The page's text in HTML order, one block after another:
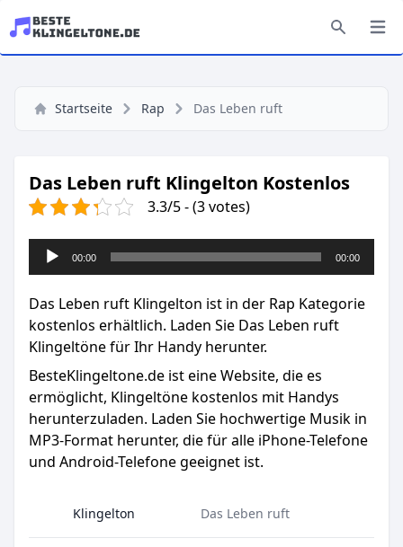
Startseite Rap Das Leben ruft
Das Leben ruft Klingelton Kostenlos
3.3/5 - (3 votes)
Audio-
Player
00:00 00:00
Das Leben ruft Klingelton ist in der Rap Kategorie
kostenlos erhältlich. Laden Sie Das Leben ruft
Klingeltöne für Ihr Handy herunter.
BesteKlingeltone.de ist eine Website, die es
ermöglicht, Klingeltöne kostenlos mit Handys
herunterzuladen. Laden Sie hochwertige Musik in
MP3-Format herunter, die für alle iPhone-Telefone
und Android-Telefone geeignet ist.
Klingelton Das Leben ruft